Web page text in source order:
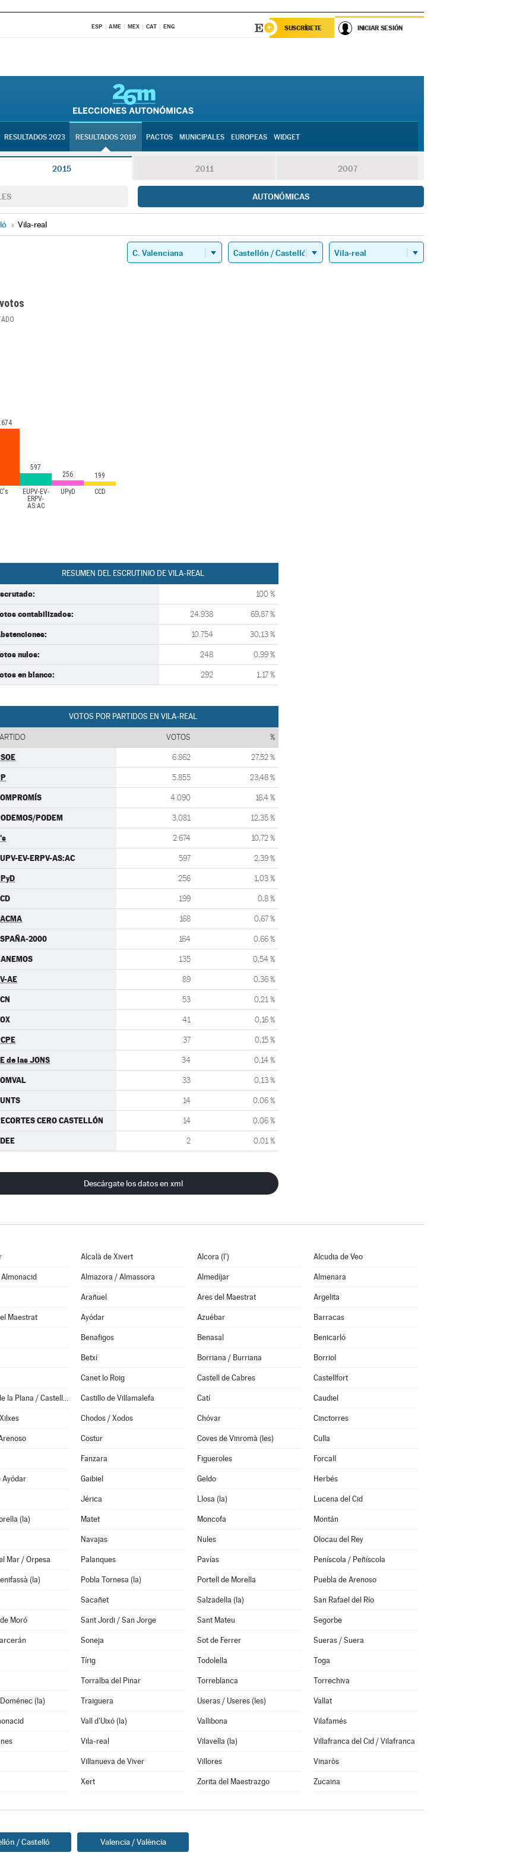
ESP AME MEX CAT ENG SUSCRÍBETE INICIAR SESIÓN
RESULTADOS 2023 RESULTADOS 2019 PACTOS MUNICIPALES EUROPEAS WIDGET
2015 2011 2007
AUTONÓMICAS
» Vila-real
C's
EUPV-EV-
ERPV-
AS:AC
UPyD CCD
597
256
199
RESUMEN DEL ESCRUTINIO DE VILA-REAL
100 %
contabilizados: 24.938 69,87 %
10.754 30,13 %
nulos: 248 0,99 %
en blanco: 292 1,17 %
VOTOS POR PARTIDOS EN VILA-REAL
VOTOS %
6.862 27,52 %
5.855 23,48 %
4.090 16,4 %
PODEM 3.081 12,35 %
2.674 10,72 %
EV-ERPV-AS:AC 597 2,39 %
256 1,03 %
199 0,8 %
168 0,67 %
2000 164 0,66 %
135 0,54 %
AE 89 0,36 %
53 0,21 %
41 0,16 %
37 0,15 %
de las JONS 34 0,14 %
33 0,13 %
14 0,06 %
CERO CASTELLÓN 14 0,06 %
2 0,01 %
Descárgate los datos en xml
Alcalà de Xivert Alcora (l') Alcudia de Veo
Almazora / Almassora Almedíjar Almenara
Arañuel Ares del Maestrat Argelita
Maestrat Ayódar Azuébar Barracas
Benafigos Benasal Benicarló
Betxí Borriana / Burriana Borriol
Canet lo Roig Castell de Cabres Castellfort
Castellón de la Plana / Castelló de la Plana Castillo de Villamalefa Catí Caudiel
Chodos / Xodos Chóvar Cinctorres
Costur Coves de Vinromà (les) Culla
Fanzara Figueroles Forcall
Ayódar Gaibiel Geldo Herbés
Jérica Llosa (la) Lucena del Cid
(la) Matet Moncofa Montán
Navajas Nules Olocau del Rey
Mar / Orpesa Palanques Pavías Peníscola / Peñíscola
(la) Pobla Tornesa (la) Portell de Morella Puebla de Arenoso
Sacañet Salzadella (la) San Rafael del Río
Moró Sant Jordi / San Jorge Sant Mateu Segorbe
Soneja Sot de Ferrer Sueras / Suera
Tírig Todolella Toga
Torralba del Pinar Torreblanca Torrechiva
(la) Traiguera Useras / Useres (les) Vallat
Vall d'Uixó (la) Vallibona Vilafamés
Vila-real Vilavella (la) Villafranca del Cid / Vilafranca
Villanueva de Viver Villores Vinaròs
Xert Zorita del Maestrazgo Zucaina
/ Castelló Valencia / València